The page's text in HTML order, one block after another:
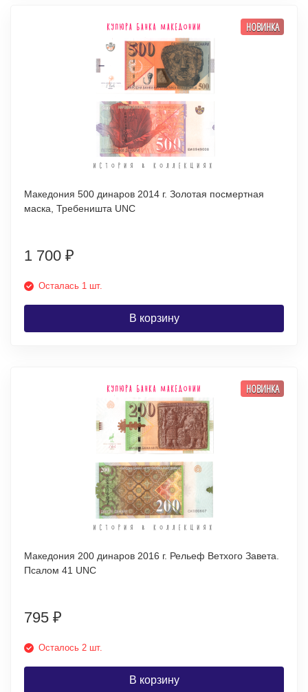
НОВИНКА
Македония 500 динаров 2014 г. Золотая посмертная
маска, Требеништа UNC
1 700 ₽
Осталась 1 шт.
В корзину
НОВИНКА
Македония 200 динаров 2016 г. Рельеф Ветхого Завета.
Псалом 41 UNC
795 ₽
Осталось 2 шт.
В корзину